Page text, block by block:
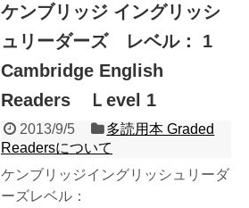
ケンブリッジ イングリッシ
ュリーダーズ レベル： 1
Cambridge English
Readers Ｌevel 1
2013/9/5
多読用本 Graded
Readersについて
ケンブリッジイングリッシュリーダ
ーズレベル：